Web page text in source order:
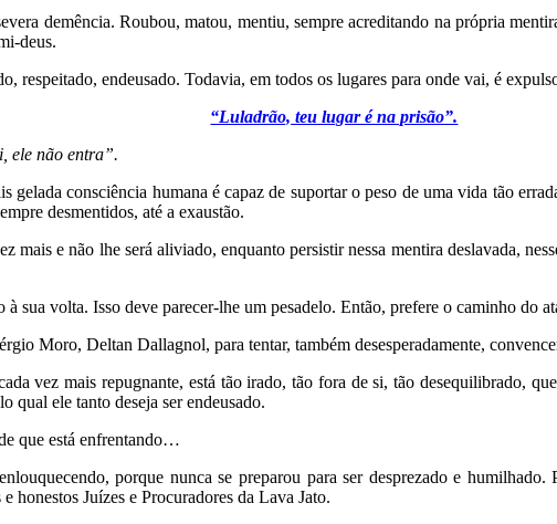
demência. Roubou, matou, mentiu, sempre acreditando na própria
deus.
respeitado, endeusado. Todavia, em todos os lugares para onde vai, é
“Luladrão, teu lugar é na prisão”.
ele não entra”.
consciência humana é capaz de suportar o peso de uma vida tão
desmentidos, até a exaustão.
mais e não lhe será aliviado, enquanto persistir nessa mentira deslavada,
à sua volta. Isso deve parecer-lhe um pesadelo. Então, prefere o caminho do
Moro, Deltan Dallagnol, para tentar, também desesperadamente,
vez mais repugnante, está tão irado, tão fora de si, tão desequilibrado,
qual ele tanto deseja ser endeusado.
que está enfrentando…
porque nunca se preparou para ser desprezado e
honestos Juízes e Procuradores da Lava Jato.